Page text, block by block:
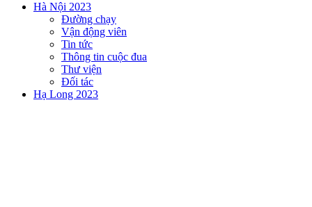
Hà Nội 2023
Đường chạy
Vận động viên
Tin tức
Thông tin cuộc đua
Thư viện
Đối tác
Hạ Long 2023